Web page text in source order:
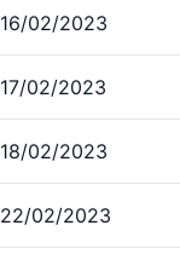
16/02/2023
17/02/2023
18/02/2023
22/02/2023